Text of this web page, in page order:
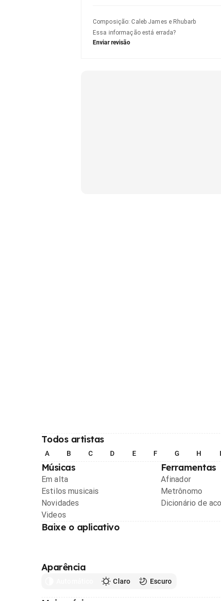
Composição: Caleb James e Rhubarb
Essa informação está errada?
Enviar revisão
Todos artistas
A B C D E F G H
Músicas
Em alta
Estilos musicais
Novidades
Videos
Ferramentas
Afinador
Metrônomo
Dicionário de
Baixe o aplicativo
Aparência
Claro Escuro